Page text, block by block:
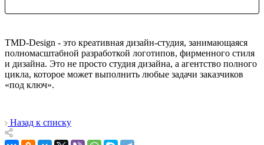
TMD-Design - это креативная дизайн-студия, занимающаяся
полномасштабной разработкой логотипов, фирменного стиля
и дизайна. Это не просто студия дизайна, а агентство полного
цикла, которое может выполнить любые задачи заказчиков
«под ключ».
Назад к списку